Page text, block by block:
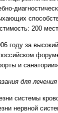
200 мест
году за
и
для
системы
нервной